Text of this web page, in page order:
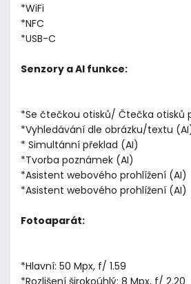
*WiFi
*NFC
*USB-C
Senzory a AI funkce:
*Se čtečkou otisků/ Čtečka otisků
*Vyhledávání dle obrázku/textu
* Simultánní překlad (AI)
*Tvorba poznámek (AI)
*Asistent webového prohlížení (AI)
*Asistent webového prohlížení (AI)
Fotoaparát:
*Hlavní: 50 Mpx, f/ 1.59
*Rozlišení širokoúhlý: 8 Mpx, f/ 2.20